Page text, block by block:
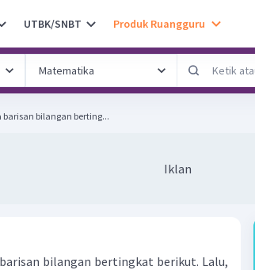
UTBK/SNBT Produk Ruangguru
bilangan berting...
Iklan
bilangan bertingkat berikut. Lalu,